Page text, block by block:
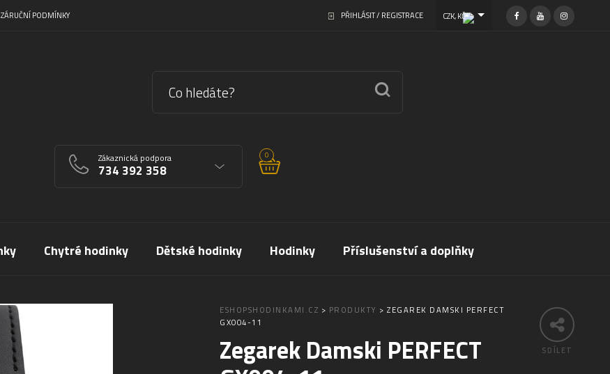
ZÁRUČNÍ PODMÍNKY PŘIHLÁSIT / REGISTRACE CZK, KČ
Zákaznická podpora
734 392 358
0
Chytré hodinky Dětské hodinky Hodinky Příslušenství a doplňky
SDÍLET
ESHOPSHODINKAMI.CZ > PRODUKTY >ZEGAREK DAMSKI PERFECT
GX004-11
Zegarek Damski PERFECT